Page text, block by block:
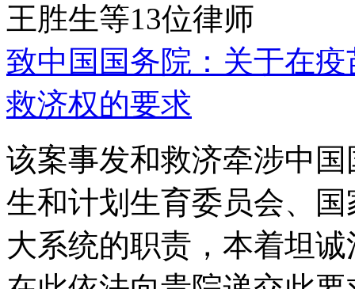
王胜生等13位律师
致中国国务院：关于在
救济权的要求
该案事发和救济牵涉中
生和计划生育委员会、
大系统的职责，本着坦